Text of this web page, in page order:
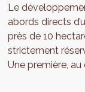
Le
abords directs
près de 10
strictement
Une première,